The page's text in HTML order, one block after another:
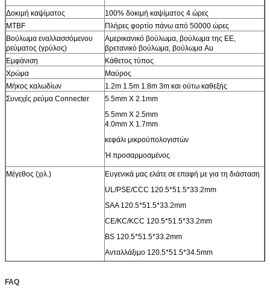
Δοκιμή καψίματος
100% δοκιμή καψίματος 4 ώρες
MTBF
Πλήρες φορτίο πάνω από 50000 ώρες
Βούλωμα εναλλασσόμενου
ρεύματος (γρύλος)
Αμερικανικό βούλωμα, βούλωμα της ΕΕ,
βρετανικό βούλωμα, βούλωμα Au
Εμφάνιση
Κάθετος τύπος
Χρώμα
Μαύρος
Μήκος καλωδίων
1.2m 1.5m 1.8m 3m και ούτω καθεξής
Συνεχές ρεύμα Connecter
5.5mm X 2.1mm
5.5mm X 2.5mm
4.0mm X 1.7mm
κεφάλι μικροϋπολογιστών
Ή προσαρμοσμένος
Μέγεθος (χιλ.)
Ευγενικά μας ελάτε σε επαφή με για τη διάσταση
UL/PSE/CCC 120.5*51.5*33.2mm
SAA 120.5*51.5*33.2mm
CE/KC/KCC 120.5*51.5*33.2mm
BS 120.5*51.5*33.2mm
Ανταλλάξιμο 120.5*51.5*34.5mm
ΣΥΝΕΧΕΣ καλώδιο
FAQ